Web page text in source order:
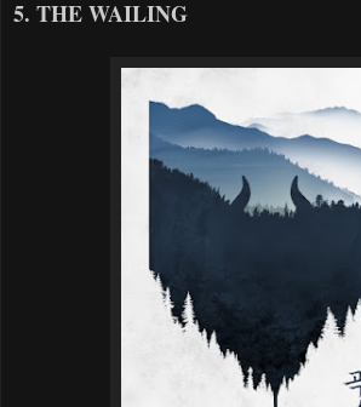
5. THE WAILING